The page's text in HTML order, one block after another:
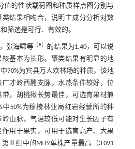
值的性状载荷图和种质样点图分别与
结果相吻合，说明主成分分析对数
筛选是可行、有效的。
张海啸等 ［8
的结果为1.40，可以说
核基本为长形。聚类结果有明显的地
70%为宾县万人欢林场的种质，该地
广才岭西麓支脉，水热条件较好，位
，胡桃楸长势最佳，可选育果材兼
50%为穆棱林业局红岩经营所的种
山脉，气温较低可能对生长因子有
用于果实，可用于选育高产、大果
Ⅱ组中的MH9单株产量最高（3 091